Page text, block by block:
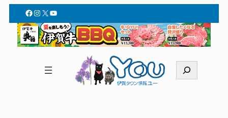
Facebook
Instagram
X YouTube
索